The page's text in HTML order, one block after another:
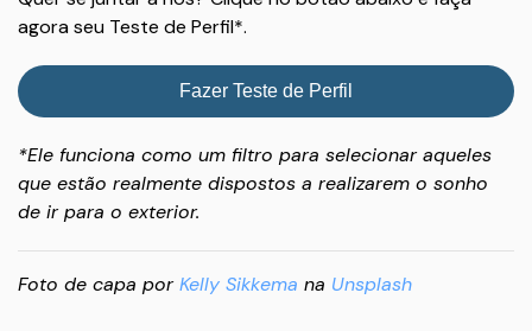
agora seu Teste de Perfil*.
Fazer Teste de Perfil
*Ele funciona como um filtro para selecionar aqueles
que estão realmente dispostos a realizarem o sonho
de ir para o exterior.
Foto de capa porKelly Sikkema na Unsplash